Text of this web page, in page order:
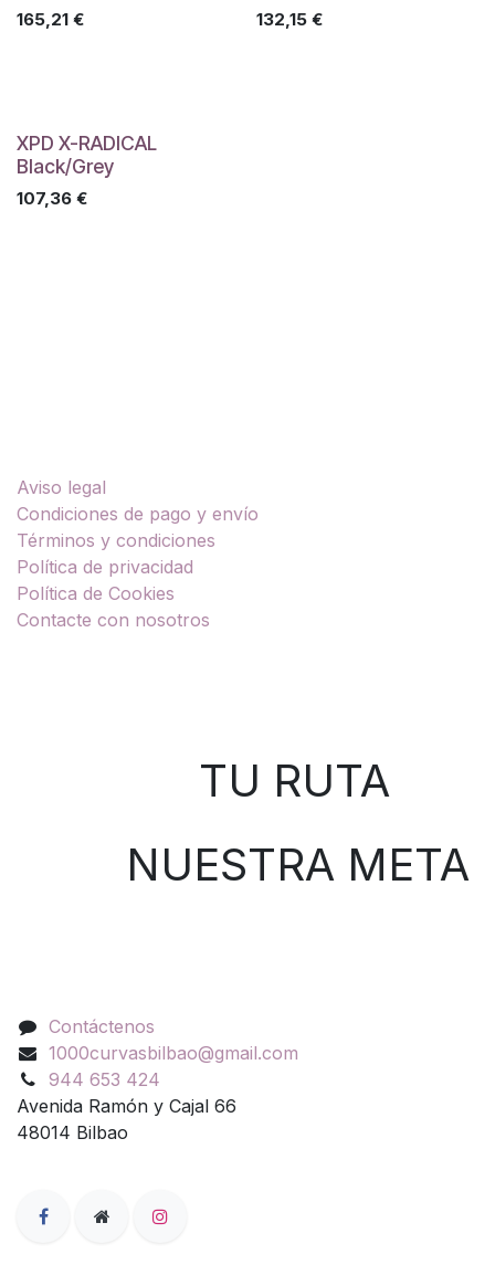
165,21 € 132,15€
XPD X-RADICAL
Black/Grey
107,36 €
Aviso legal
Condiciones de pago y envío
Términos y condiciones
Política de privacidad
Política de Cookies
Contacte con nosotros
TU RUTA
NUESTRA META
Contáctenos
1000curvasbilbao@gmail.com
944 653 424
Avenida Ramón y Cajal 66
48014 Bilbao